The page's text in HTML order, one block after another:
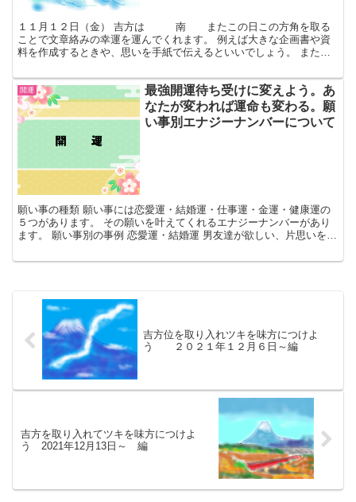
１１月１２日（金） 吉方は 南 またこの日この方角を取る
ことで文章絡みの幸運を運んでくれます。 例えば大きな企画書や資
料を作成するときや、思いを手紙で伝えるといいでしょう。 また試
開運
最強開運待ち受けに変えよう。あ
なたが変われば運命も変わる。願
い事別エナジーナンバーについて
願い事の種類 願い事には恋愛運・結婚運・仕事運・金運・健康運の
５つがあります。 その願いを叶えてくれるエナジーナンバーがあり
ます。 願い事別の事例 恋愛運・結婚運 男友達が欲しい、片思いを成
吉方位を取り入れツキを味方につけよ
う ２０２１年１２月６日～編
吉方を取り入れてツキを味方につけよ
う 2021年12月13日～ 編